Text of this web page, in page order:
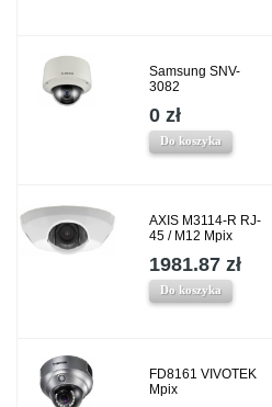
Samsung SNV-
3082
0 zł
Do koszyka
AXIS M3114-R RJ-
45 / M12 Mpix
1981.87 zł
Do koszyka
FD8161 VIVOTEK
Mpix